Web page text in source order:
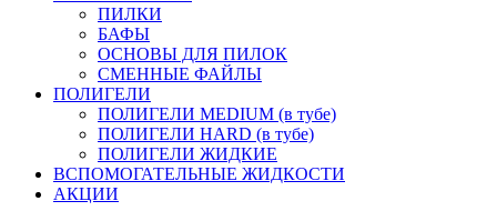
ПИЛКИ
БАФЫ
ОСНОВЫ ДЛЯ ПИЛОК
СМЕННЫЕ ФАЙЛЫ
ПОЛИГЕЛИ
ПОЛИГЕЛИ MEDIUM (в тубе)
ПОЛИГЕЛИ HARD (в тубе)
ПОЛИГЕЛИ ЖИДКИЕ
ВСПОМОГАТЕЛЬНЫЕ ЖИДКОСТИ
АКЦИИ